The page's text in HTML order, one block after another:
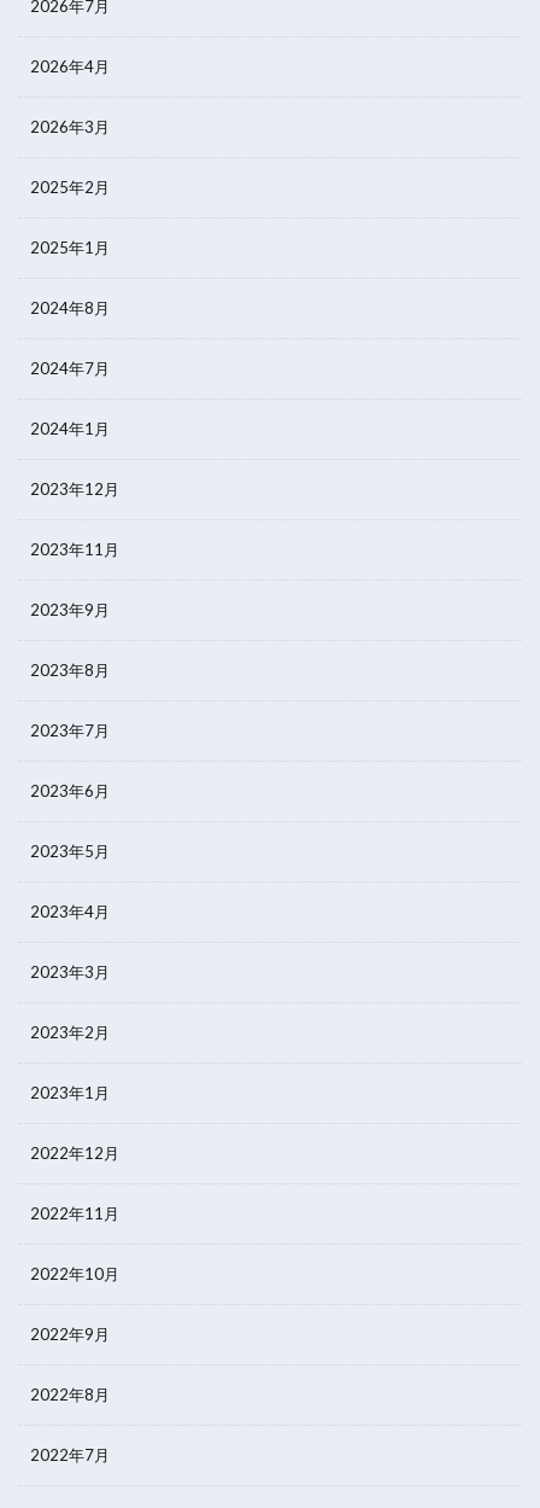
2026年7月
2026年4月
2026年3月
2025年2月
2025年1月
2024年8月
2024年7月
2024年1月
2023年12月
2023年11月
2023年9月
2023年8月
2023年7月
2023年6月
2023年5月
2023年4月
2023年3月
2023年2月
2023年1月
2022年12月
2022年11月
2022年10月
2022年9月
2022年8月
2022年7月